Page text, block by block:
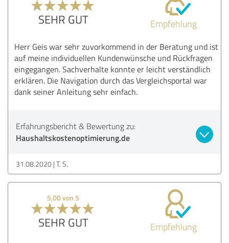
SEHR GUT Empfehlung
Herr Geis war sehr zuvorkommend in der Beratung und ist
auf meine individuellen Kundenwünsche und Rückfragen
eingegangen. Sachverhalte konnte er leicht verständlich
erklären. Die Navigation durch das Vergleichsportal war
dank seiner Anleitung sehr einfach.
Erfahrungsbericht & Bewertung zu:
Haushaltskostenoptimierung.de
31.08.2020 T. S.
5,00 von 5
SEHR GUT Empfehlung